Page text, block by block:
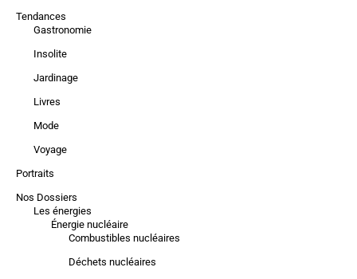
Tendances
Gastronomie
Insolite
Jardinage
Livres
Mode
Voyage
Portraits
Nos Dossiers
Les énergies
Énergie nucléaire
Combustibles nucléaires
Déchets nucléaires